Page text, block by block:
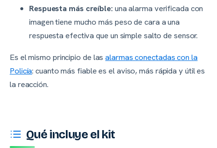
Respuesta más creíble: una alarma verificada con
imagen tiene mucho más peso de cara a una
respuesta efectiva que un simple salto de sensor.
Es el mismo principio de lasalarmas conectadas con la
Policía: cuanto más fiable es el aviso, más rápida y útil es
la reacción.
Qué incluye el kit